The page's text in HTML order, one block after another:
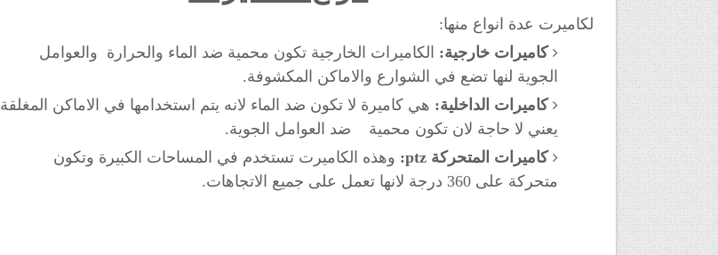
لكاميرت عدة انواع منها:
كاميرات خارجية: الكاميرات الخارجية تكون محمية ضد الماء والحرارة والعوامل
الجوية لنها تضع في الشوارع والاماكن المكشوفة.
كاميرات الداخلية: هي كاميرة لا تكون ضد الماء لانه يتم استخدامها في الاماكن المغلقة
يعني لا حاجة لان تكون محمية ضد العوامل الجوية.
كاميرات المتحركة ptz:
وهذه الكاميرت تستخدم في المساحات الكبيرة وتكون
متحركة على 360 درجة لانها تعمل على جميع الاتجاهات.